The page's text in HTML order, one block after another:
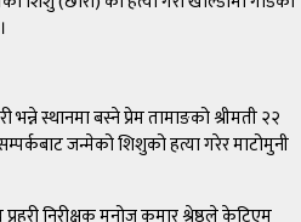
स्थानमा बस्ने प्रेम तामाङको श्रीमती २२
जन्मेको शिशुको हत्या गरेर माटोमुनी